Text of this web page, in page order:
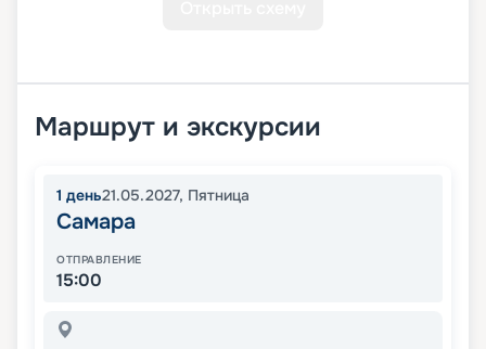
Маршрут и экскурсии
1 день21.05.2027, Пятница
Самара
ОТПРАВЛЕНИЕ
15:00